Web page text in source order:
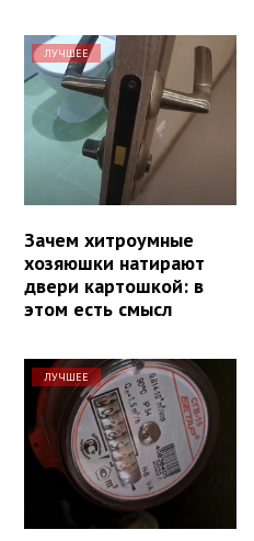
ЛУЧШЕЕ
Зачем хитроумные
хозяюшки натирают
двери картошкой: в
этом есть смысл
ЛУЧШЕЕ